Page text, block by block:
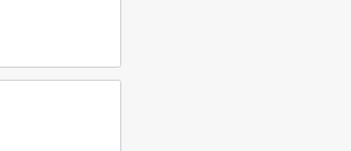
o piazzale
per
e/o fermi
Aci o il